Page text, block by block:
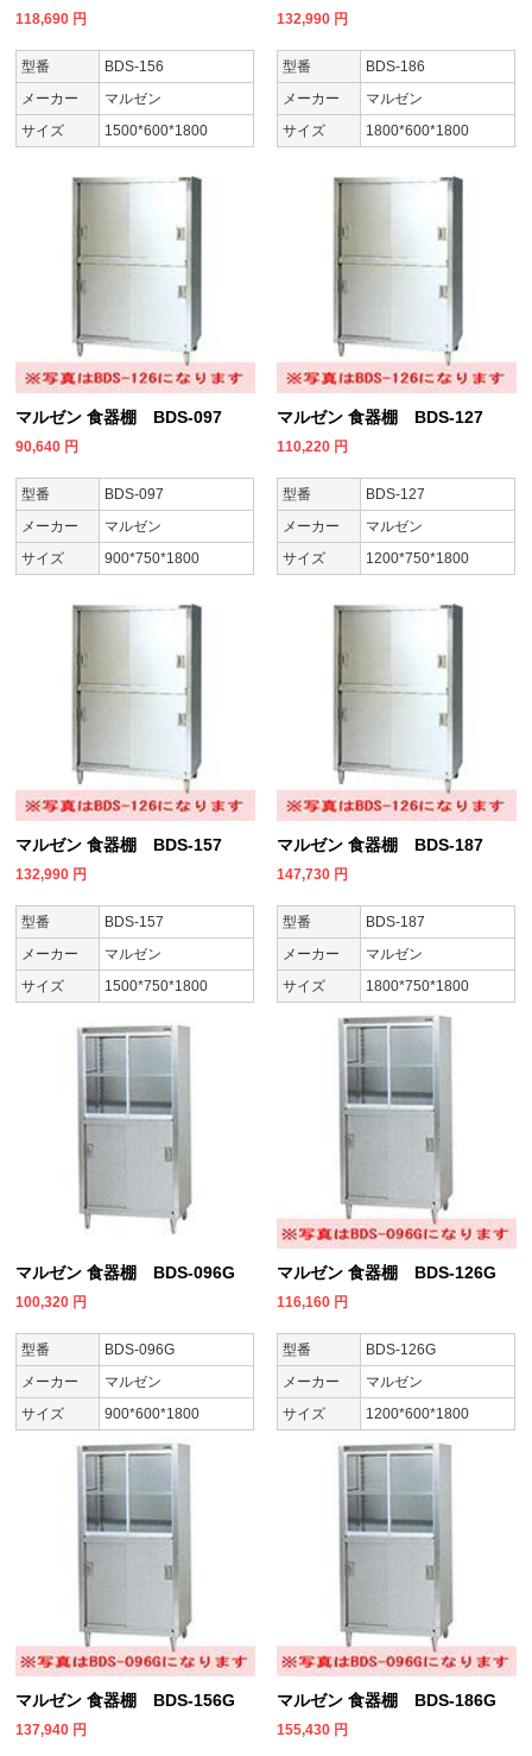
118,690 円
型番
BDS-156
メーカー
マルゼン
サイズ
1500*600*1800
132,990 円
型番
BDS-186
メーカー
マルゼン
サイズ
1800*600*1800
マルゼン 食器棚 BDS-097
90,640 円
型番
BDS-097
メーカー
マルゼン
サイズ
900*750*1800
マルゼン 食器棚 BDS-127
110,220 円
型番
BDS-127
メーカー
マルゼン
サイズ
1200*750*1800
マルゼン 食器棚 BDS-157
132,990 円
型番
BDS-157
メーカー
マルゼン
サイズ
1500*750*1800
マルゼン 食器棚 BDS-187
147,730 円
型番
BDS-187
メーカー
マルゼン
サイズ
1800*750*1800
マルゼン 食器棚 BDS-096G
100,320 円
型番
BDS-096G
メーカー
マルゼン
サイズ
900*600*1800
マルゼン 食器棚 BDS-126G
116,160 円
型番
BDS-126G
メーカー
マルゼン
サイズ
1200*600*1800
マルゼン 食器棚 BDS-156G
137,940 円
マルゼン 食器棚 BDS-186G
155,430 円